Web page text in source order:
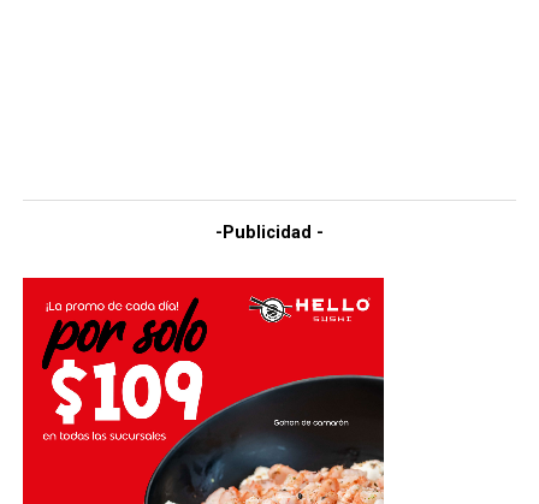
-Publicidad -